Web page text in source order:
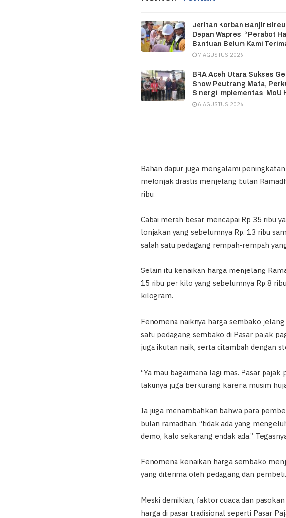
Jeritan Korban Banjir
Depan Wapres: “Perabot
Bantuan Belum Kami
7 AGUSTUS 2026
BRA Aceh Utara Sukses
Show Peutrang Mata,
Sinergi Implementasi MoU
6 AGUSTUS 2026
Bahan dapur juga mengalami
melonjak drastis menjelang bulan
ribu.
Cabai merah besar mencapai Rp 35 ribu
lonjakan yang sebelumnya Rp. 13 ribu
salah satu pedagang rempah-rempah
Selain itu kenaikan harga menjelang
15 ribu per kilo yang sebelumnya Rp 8
kilogram.
Fenomena naiknya harga sembako
satu pedagang sembako di Pasar pajak
juga ikutan naik, serta ditambah dengan
“Ya mau bagaimana lagi mas. Pasar
lakunya juga berkurang karena musim
Ia juga menambahkan bahwa para
bulan ramadhan. “tidak ada yang
demo, kalo sekarang endak ada.”
Fenomena kenaikan harga sembako
yang diterima oleh pedagang dan pembeli.
Meski demikian, faktor cuaca dan
harga di pasar tradisional seperti Pasar